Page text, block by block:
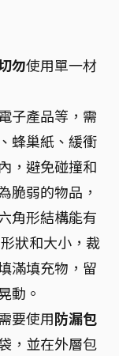
勿使用單一材
子產品等，需
蜂巢紙、緩衝
，避免碰撞和
脆弱的物品，
角形結構能有
狀和大小，裁
滿填充物，留
動。
要使用防漏包
，並在外層包